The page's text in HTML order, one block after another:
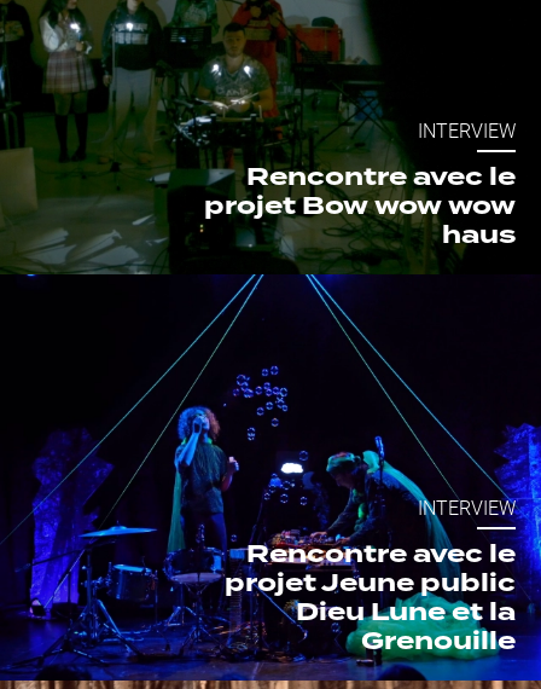
INTERVIEW
Rencontre avec le
projet Bow wow wow
haus
INTERVIEW
Rencontre avec le
projet Jeune public
Dieu Lune et la
Grenouille